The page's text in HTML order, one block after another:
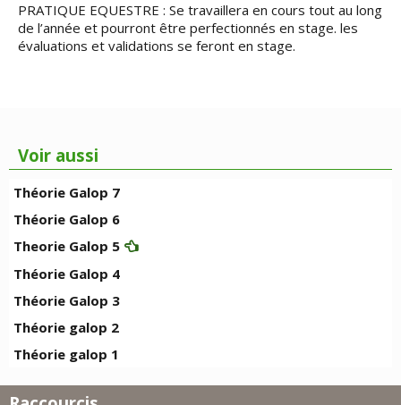
PRATIQUE EQUESTRE : Se travaillera en cours tout au long
de l’année et pourront être perfectionnés en stage. les
évaluations et validations se feront en stage.
Voir aussi
Théorie Galop 7
Théorie Galop 6
Theorie Galop 5
Théorie Galop 4
Théorie Galop 3
Théorie galop 2
Théorie galop 1